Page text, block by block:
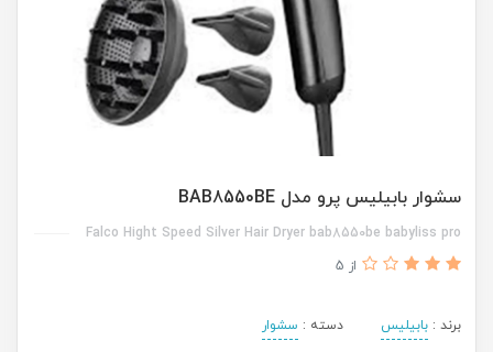
سشوار بابیلیس پرو مدل BAB8550BE
Falco Hight Speed Silver Hair Dryer bab8550be babyliss pro
از 5
برند : بابیلیس دسته : سشوار